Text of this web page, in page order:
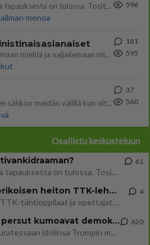
Uusi draamasarja järkyttävästä tapauksesta on tulossa. Tositapahtumiin perustuva sarja ammentaa vuoden 1986 Mikkelin pan
menoa
596
Tulevat tänne palstalle haukkumaan miehiä ja naljailemaan miehelle, kehuvat olevansa heitä parempia. Itse asuvat MIEHE
181
595
Muru, sä oot ihana. Tunsitko sen sähkön meidän välillä kun oltiin ihan låhekkäin? 👩‍❤️‍👩❤️😼😘
37
560
Osallistu keskusteluun
Uusi draamasarja järkyttävästä tapauksesta on tulossa. Tositapahtumiin perustuva sarja ammentaa vuoden 1986 Mikkelin pan
61
Ernest Lawson täräytti erikoisen heiton TTK-lehdistötilaisuudessa: " Onko tässä tarkoituksena...?"
Ernest Lawson esitteli uudet TTK-tähtioppilaat ja opettajat torstaina 6.8. lehdistölle. Tulevalla kaudella on yksi hausk
4
Jos SDP ei voita reilusti, persut kumoavat demokratian Suomesta
Näin tekisi ainakin Rydman seuratessaan idolinsa Trumpin mallia https://www.is.fi/politiikka/art-2000012187244.html
620